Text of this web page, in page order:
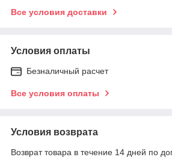
Все условия доставки
Условия оплаты
Безналичный расчет
Все условия оплаты
Условия возврата
Возврат товара в течение 14 дней по